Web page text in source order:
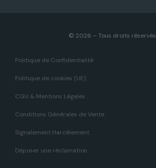
© 2026 – Tous droits réservés
Politique de Confidentialité
Politique de cookies (UE)
CGU & Mentions Légales
Conditions Générales de Vente
Signalement Harcèlement
Déposer une réclamation